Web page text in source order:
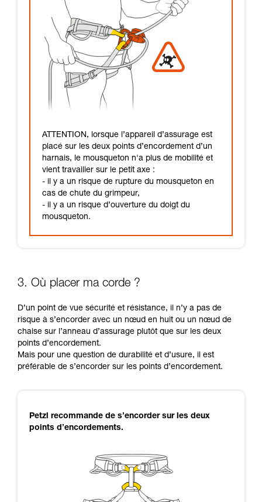
ATTENTION, lorsque l’appareil d’assurage est
placé sur les deux points d’encordement d’un
harnais, le mousqueton n'a plus de mobilité et
vient travailler sur le petit axe :
- il y a un risque de rupture du mousqueton en
cas de chute du grimpeur,
- il y a un risque d’ouverture du doigt du
mousqueton.
3. Où placer ma corde ?
D’un point de vue sécurité et résistance, il n’y a pas de
risque à s’encorder avec un nœud en huit ou un nœud de
chaise sur l’anneau d’assurage plutôt que sur les deux
points d’encordement.
Mais pour une question de durabilité et d’usure, il est
préférable de s’encorder sur les points d’encordement.
Petzl recommande de s’encorder sur les deux
points d’encordements.